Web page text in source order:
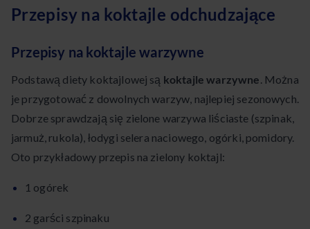
Przepisy na koktajle odchudzające
Przepisy na koktajle warzywne
Podstawą diety koktajlowej są koktajle warzywne. Można
je przygotować z dowolnych warzyw, najlepiej sezonowych.
Dobrze sprawdzają się zielone warzywa liściaste (szpinak,
jarmuż, rukola), łodygi selera naciowego, ogórki, pomidory.
Oto przykładowy przepis na zielony koktajl:
1 ogórek
2 garści szpinaku